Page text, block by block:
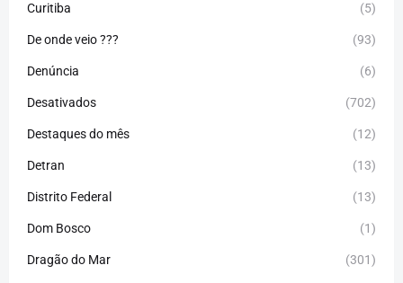
Curitiba (5)
De onde veio ??? (93)
Denúncia (6)
Desativados (702)
Destaques do mês (12)
Detran (13)
Distrito Federal (13)
Dom Bosco (1)
Dragão do Mar (301)